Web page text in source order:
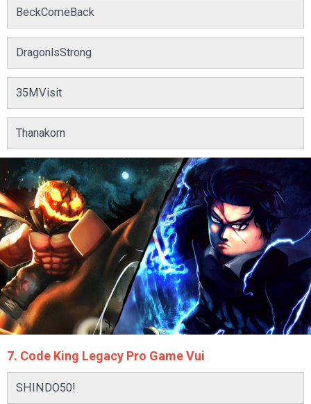
BeckComeBack
DragonlsStrong
35MVisit
Thanakorn
7. Code King Legacy Pro Game Vui
SHINDO50!